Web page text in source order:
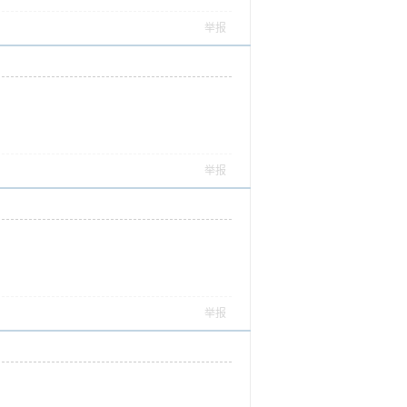
举报
举报
举报